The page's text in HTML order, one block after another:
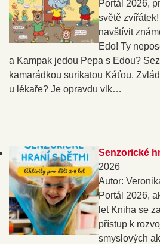
Portál 2026,
světě
navštívit
Edo! Ty
a Kampak jedou Pepa s Edou?
kamarádkou surikatou Káťou.
u lékaře? Je opravdu vlk…
Senzorické
2026
Autor:
Portál 2026,
let Kniha se
přístup k
smyslových